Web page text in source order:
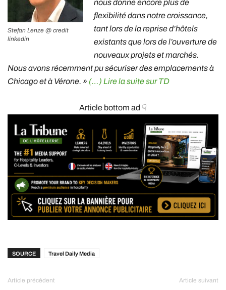
Stefan Lenze @ credit
linkedin
nous donne encore plus de
flexibilité dans notre croissance,
tant lors de la reprise d’hôtels
existants que lors de l’ouverture de
nouveaux projets et marchés.
Nous avons récemment pu sécuriser des emplacements à
Chicago et à Vérone. » (…) Lire la suite sur TD
Article bottom ad ☟
SOURCE Travel Daily Media
Article précédent Article suivant